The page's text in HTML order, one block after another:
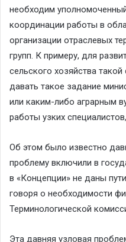
необходим
координации работы в
организации отраслевых
групп. К примеру, для
сельского хозяйства
давать такое задание
или каким-либо аграрным
работы узких
Об этом было известно
проблему включили в
в «Концепции» не даны
говоря о необходимости
Терминологической
Эта давняя узловая